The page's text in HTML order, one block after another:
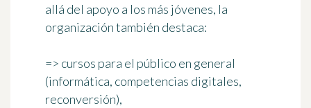
allá del apoyo a los más jóvenes, la
organización también destaca:
=> cursos para el público en general
(informática, competencias digitales,
reconversión),